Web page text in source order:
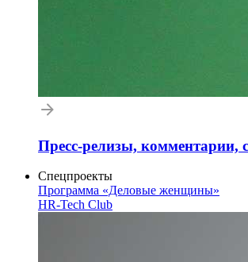
Пресс-релизы, комментарии,
Спецпроекты
Программа «Деловые женщины»
HR-Tech Club